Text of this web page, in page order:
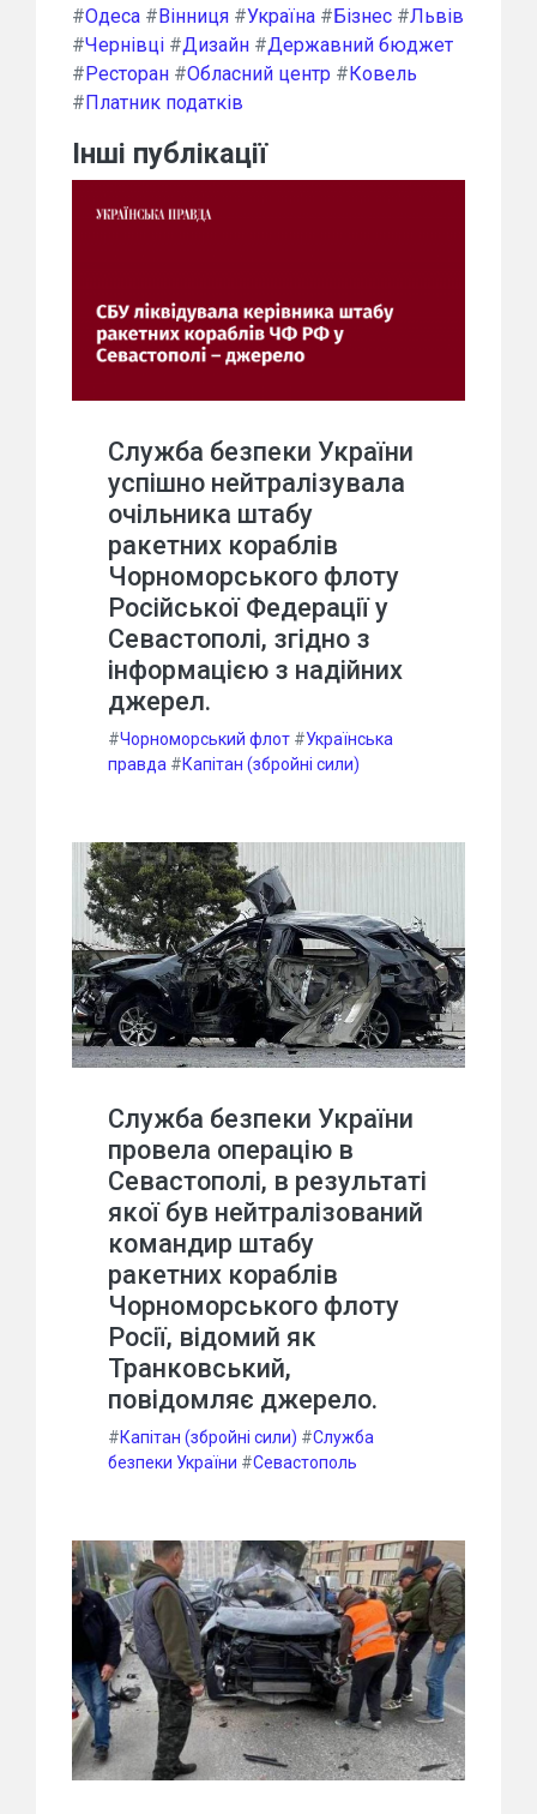
#Одеса # Вінниця #Україна # Бізнес #Львів
#Чернівці #Дизайн #Державний бюджет
# Ресторан #Обласний центр # Ковель
# Платник податків
Інші публікації
Служба безпеки України
успішно нейтралізувала
очільника штабу
ракетних кораблів
Чорноморського флоту
Російської Федерації у
Севастополі, згідно з
інформацією з надійних
джерел.
#Чорноморський флот #Українська
правда #Капітан (збройні сили)
Служба безпеки України
провела операцію в
Севастополі, в результаті
якої був нейтралізований
командир штабу
ракетних кораблів
Чорноморського флоту
Росії, відомий як
Транковський,
повідомляє джерело.
#Капітан (збройні сили) #Служба
безпеки України #Севастополь